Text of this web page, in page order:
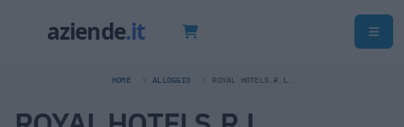
HOME ALLOGGIO ROYAL HOTELS.R.L.